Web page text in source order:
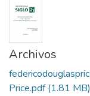
Archivos
Price.pdf(1.81 MB)